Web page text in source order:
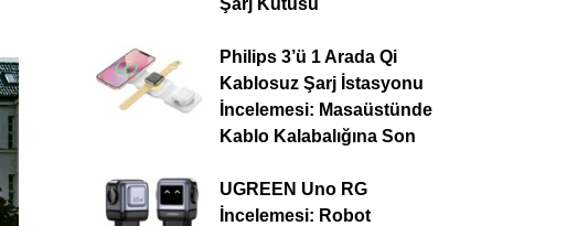
Philips 3’ü 1 Arada Qi
Kablosuz Şarj İstasyonu
İncelemesi: Masaüstünde
Kablo Kalabalığına Son
UGREEN Uno RG
İncelemesi: Robot